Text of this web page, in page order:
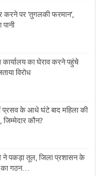
करने पर ‘तुगलकी फरमान’,
कार्यालय का घेराव करने पहुंचे
विरोध
प्रसव के आधे घंटे बाद महिला की
जिम्मेदार कौन?
ने पकड़ा तूल, जिला प्रशासन के
गठन…